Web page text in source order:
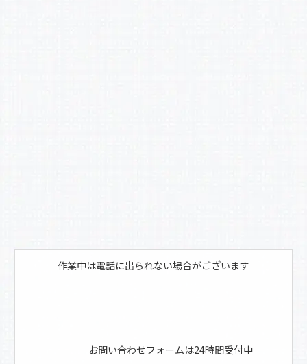
作業中は電話に出られない場合がございます
お問い合わせフォームは24時間受付中